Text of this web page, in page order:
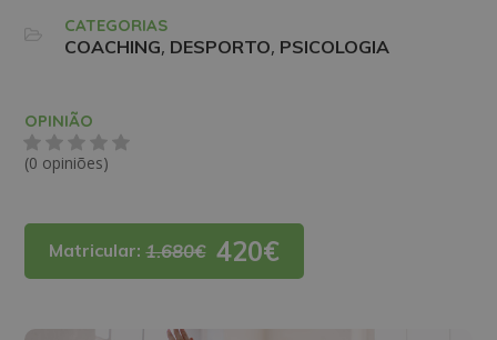
CATEGORIAS
COACHING, DESPORTO, PSICOLOGIA
OPINIÃO
(0 opiniões)
Matricular:1.680€ 420€